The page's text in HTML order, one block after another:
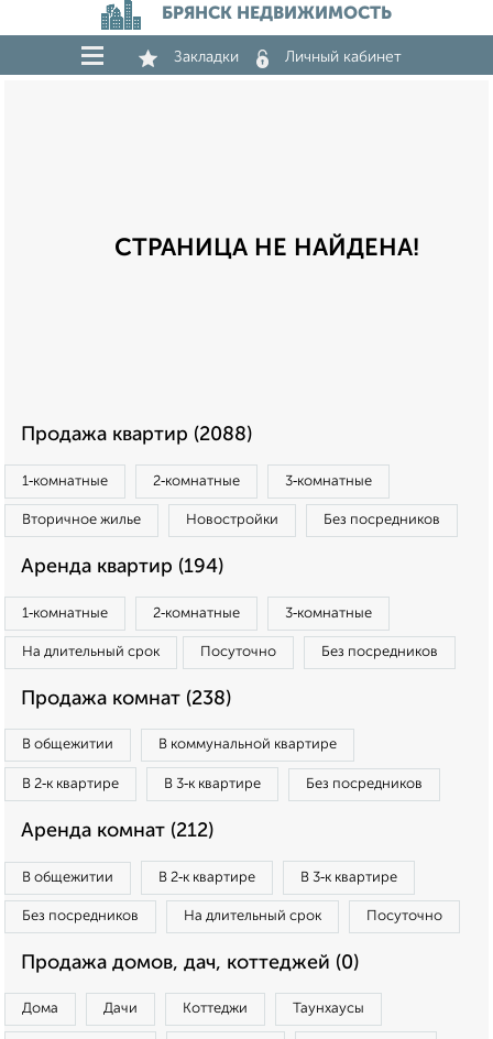
БРЯНСК НЕДВИЖИМОСТЬ
Закладки Личный кабинет
СТРАНИЦА НЕ НАЙДЕНА!
Продажа квартир (2088)
1‑комнатные 2‑комнатные 3‑комнатные
Вторичное жилье Новостройки Без посредников
Аренда квартир (194)
1‑комнатные 2‑комнатные 3‑комнатные
На длительный срок Посуточно Без посредников
Продажа комнат (238)
В общежитии В коммунальной квартире
В 2‑к квартире В 3‑к квартире Без посредников
Аренда комнат (212)
В общежитии В 2‑к квартире В 3‑к квартире
Без посредников На длительный срок Посуточно
Продажа домов, дач, коттеджей (0)
Дома Дачи Коттеджи Таунхаусы